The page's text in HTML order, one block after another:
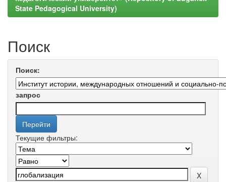
State Pedagogical University)
Поиск
Поиск:
запрос
Текущие фильтры: